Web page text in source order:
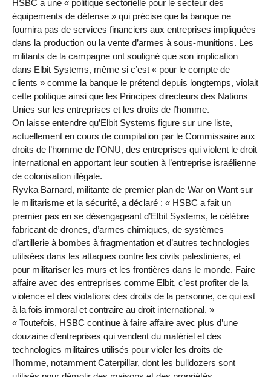
HSBC a une « politique sectorielle pour le secteur des
équipements de défense » qui précise que la banque ne
fournira pas de services financiers aux entreprises impliquées
dans la production ou la vente d’armes à sous-munitions. Les
militants de la campagne ont souligné que son implication
dans Elbit Systems, même si c’est « pour le compte de
clients » comme la banque le prétend depuis longtemps, violait
cette politique ainsi que les Principes directeurs des Nations
Unies sur les entreprises et les droits de l’homme.
On laisse entendre qu’Elbit Systems figure sur une liste,
actuellement en cours de compilation par le Commissaire aux
droits de l’homme de l’ONU, des entreprises qui violent le droit
international en apportant leur soutien à l’entreprise israélienne
de colonisation illégale.
Ryvka Barnard, militante de premier plan de War on Want sur
le militarisme et la sécurité, a déclaré : « HSBC a fait un
premier pas en se désengageant d’Elbit Systems, le célèbre
fabricant de drones, d’armes chimiques, de systèmes
d’artillerie à bombes à fragmentation et d’autres technologies
utilisées dans les attaques contre les civils palestiniens, et
pour militariser les murs et les frontières dans le monde. Faire
affaire avec des entreprises comme Elbit, c’est profiter de la
violence et des violations des droits de la personne, ce qui est
à la fois immoral et contraire au droit international. »
« Toutefois, HSBC continue à faire affaire avec plus d’une
douzaine d’entreprises qui vendent du matériel et des
technologies militaires utilisés pour violer les droits de
l’homme, notamment Caterpillar, dont les bulldozers sont